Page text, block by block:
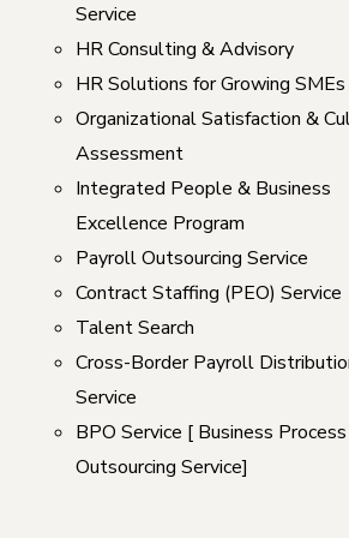
Service
HR Consulting & Advisory
HR Solutions for Growing SMEs
Organizational Satisfaction &
Assessment
Integrated People & Business
Excellence Program
Payroll Outsourcing Service
Contract Staffing (PEO) Service
Talent Search
Cross-Border Payroll
Service
BPO Service [ Business Process
Outsourcing Service]